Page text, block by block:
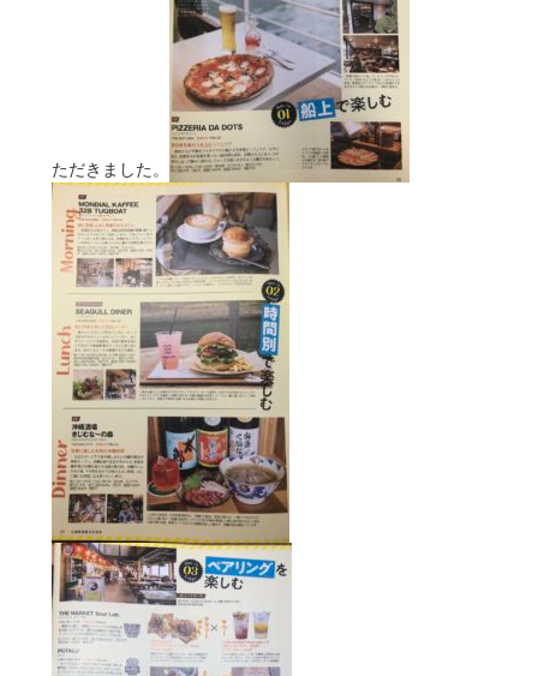
ただきました。